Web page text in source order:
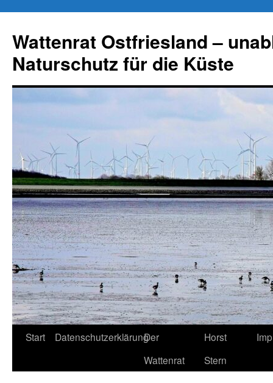
springen
Wattenrat Ostfriesland –
Naturschutz für die Küste
Start DatenschutzerklärungDer
Wattenrat
Horst
Stern